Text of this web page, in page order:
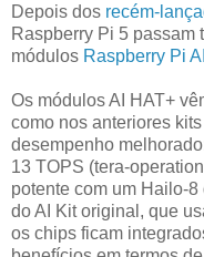
Depois dos recém-
Raspberry Pi 5 passam
módulos Raspberry Pi
Os módulos AI HAT+
como nos anteriores
desempenho
13 TOPS (tera-
potente com um Hailo-
do AI Kit original, que
os chips ficam